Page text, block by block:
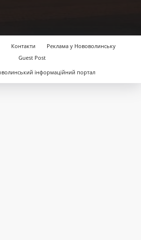
Контакти
Реклама у Нововолинську
Guest Post
інформаційний портал